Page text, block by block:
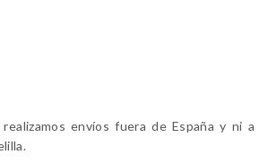
envíos fuera de España y ni a